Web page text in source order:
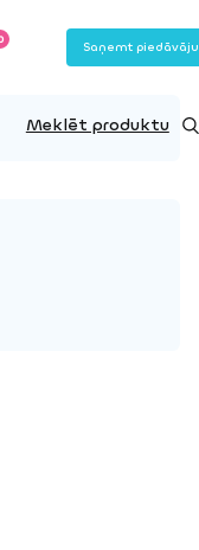
Saņemt
Meklēt produktu